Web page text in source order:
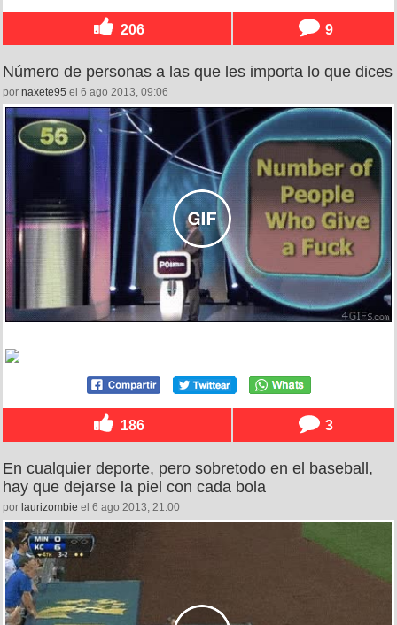
206 9
Número de personas a las que les importa lo que dices
por naxete95 el 6 ago 2013, 09:06
186 3
En cualquier deporte, pero sobretodo en el baseball,
hay que dejarse la piel con cada bola
por laurizombie el 6 ago 2013, 21:00